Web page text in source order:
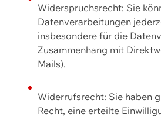
Widerspruchsrecht: Sie
Datenverarbeitungen
insbesondere für die
Zusammenhang mit
Mails).
Widerrufsrecht: Sie haben
Recht, eine erteilte